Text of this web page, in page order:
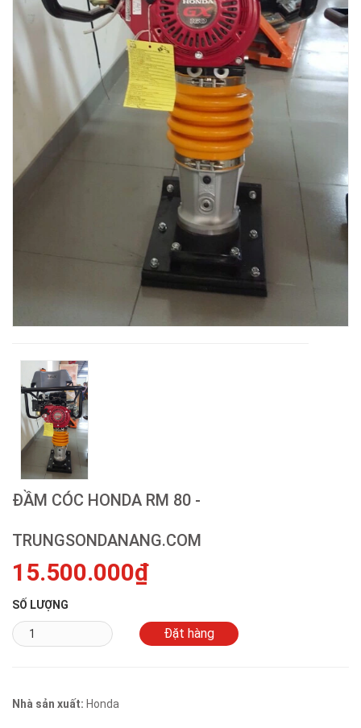
ĐẦM CÓC HONDA RM 80 -
TRUNGSONDANANG.COM
15.500.000₫
SỐ LƯỢNG
Nhà sản xuất: Honda